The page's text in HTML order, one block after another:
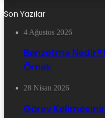
Son Yazılar
4 Ağustos 2026
Benzetme Nedir?
Örnek
28 Nisan 2026
Görev